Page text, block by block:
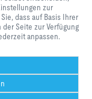
zur
Inhalte
selbst
die
Ihrer
nicht alle
zur
dass auf Basis Ihrer
Seite zur Verfügung
anpassen.